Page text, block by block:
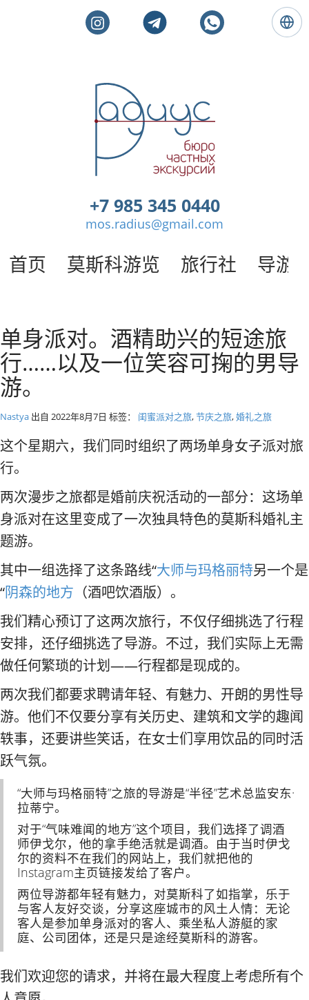
莫
斯
科
游
。
莫
斯
导
游
语
+7 985 345 0440
mos.radius@gmail.com
首页 莫斯科游览 旅行社 导游
莫斯科私人旅游和导游
单身派对。酒精助兴的短途旅
行……以及一位笑容可掬的男导
游。
Nastya 出自 2022年8月7日 标签： 闺蜜派对之旅,节庆之旅,婚礼之旅
这个星期六，我们同时组织了两场单身女子派对旅
行。
两次漫步之旅都是婚前庆祝活动的一部分：这场单
身派对在这里变成了一次独具特色的莫斯科婚礼主
题游。
其中一组选择了这条路线“大师与玛格丽特另一个是
“阴森的地方 （酒吧饮酒版）。
我们精心预订了这两次旅行，不仅仔细挑选了行程
安排，还仔细挑选了导游。不过，我们实际上无需
做任何繁琐的计划——行程都是现成的。
两次我们都要求聘请年轻、有魅力、开朗的男性导
游。他们不仅要分享有关历史、建筑和文学的趣闻
轶事，还要讲些笑话，在女士们享用饮品的同时活
跃气氛。
“大师与玛格丽特”之旅的导游是“半径”艺术总监安东·
拉蒂宁。
对于“气味难闻的地方”这个项目，我们选择了调酒
师伊戈尔，他的拿手绝活就是调酒。由于当时伊戈
尔的资料不在我们的网站上，我们就把他的
Instagram主页链接发给了客户。
两位导游都年轻有魅力，对莫斯科了如指掌，乐于
与客人友好交谈，分享这座城市的风土人情：无论
客人是参加单身派对的客人、乘坐私人游艇的家
庭、公司团体，还是只是途经莫斯科的游客。
我们欢迎您的请求，并将在最大程度上考虑所有个